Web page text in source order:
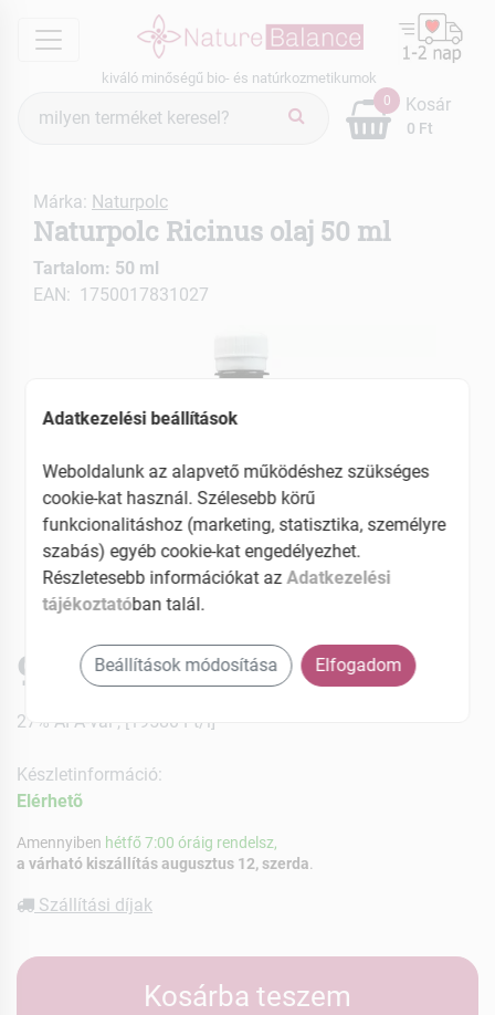
menu
kiváló minőségű bio- és natúrkozmetikumok
keresés
0
0 Ft
Kosár
Márka: Naturpolc
Naturpolc Ricinus olaj 50 ml
Tartalom: 50 ml
EAN: 1750017831027
979 Ft
27% ÁFÁ-val , [19580 Ft/l]
Készletinformáció:
Elérhetõ
Amennyiben hétfő 7:00 óráig rendelsz,
a várható kiszállítás augusztus 12, szerda.
Szállítási díjak
Kosárba teszem
Adatkezelési beállítások
Weboldalunk az alapvető működéshez szükséges
cookie-kat használ. Szélesebb körű
funkcionalitáshoz (marketing, statisztika, személyre
szabás) egyéb cookie-kat engedélyezhet.
Részletesebb információkat azAdatkezelési
tájékoztatóban talál.
Beállítások módosítása Elfogadom